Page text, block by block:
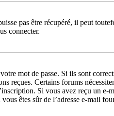
pas être récupéré, il peut
connecter.
mot de passe. Si ils sont
reçues. Certains forums
Si vous avez reçu un
êtes sûr de l’adresse e-mail